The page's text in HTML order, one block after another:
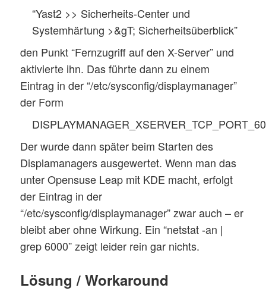
“Yast2 >> Sicherheits-Center und
Systemhärtung >&gT; Sicherheitsüberblick”
den Punkt “Fernzugriff auf den X-Server” und
aktivierte ihn. Das führte dann zu einem
Eintrag in der “/etc/sysconfig/displaymanager”
der Form
Der wurde dann später beim Starten des
Displamanagers ausgewertet. Wenn man das
unter Opensuse Leap mit KDE macht, erfolgt
der Eintrag in der
“/etc/sysconfig/displaymanager” zwar auch – er
bleibt aber ohne Wirkung. Ein “netstat -an |
grep 6000” zeigt leider rein gar nichts.
Lösung / Workaround